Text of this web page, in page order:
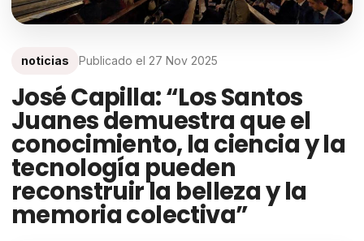
noticias Publicado el 27 Nov 2025
José Capilla: “Los Santos
Juanes demuestra que el
conocimiento, la ciencia y la
tecnología pueden
reconstruir la belleza y la
memoria colectiva”